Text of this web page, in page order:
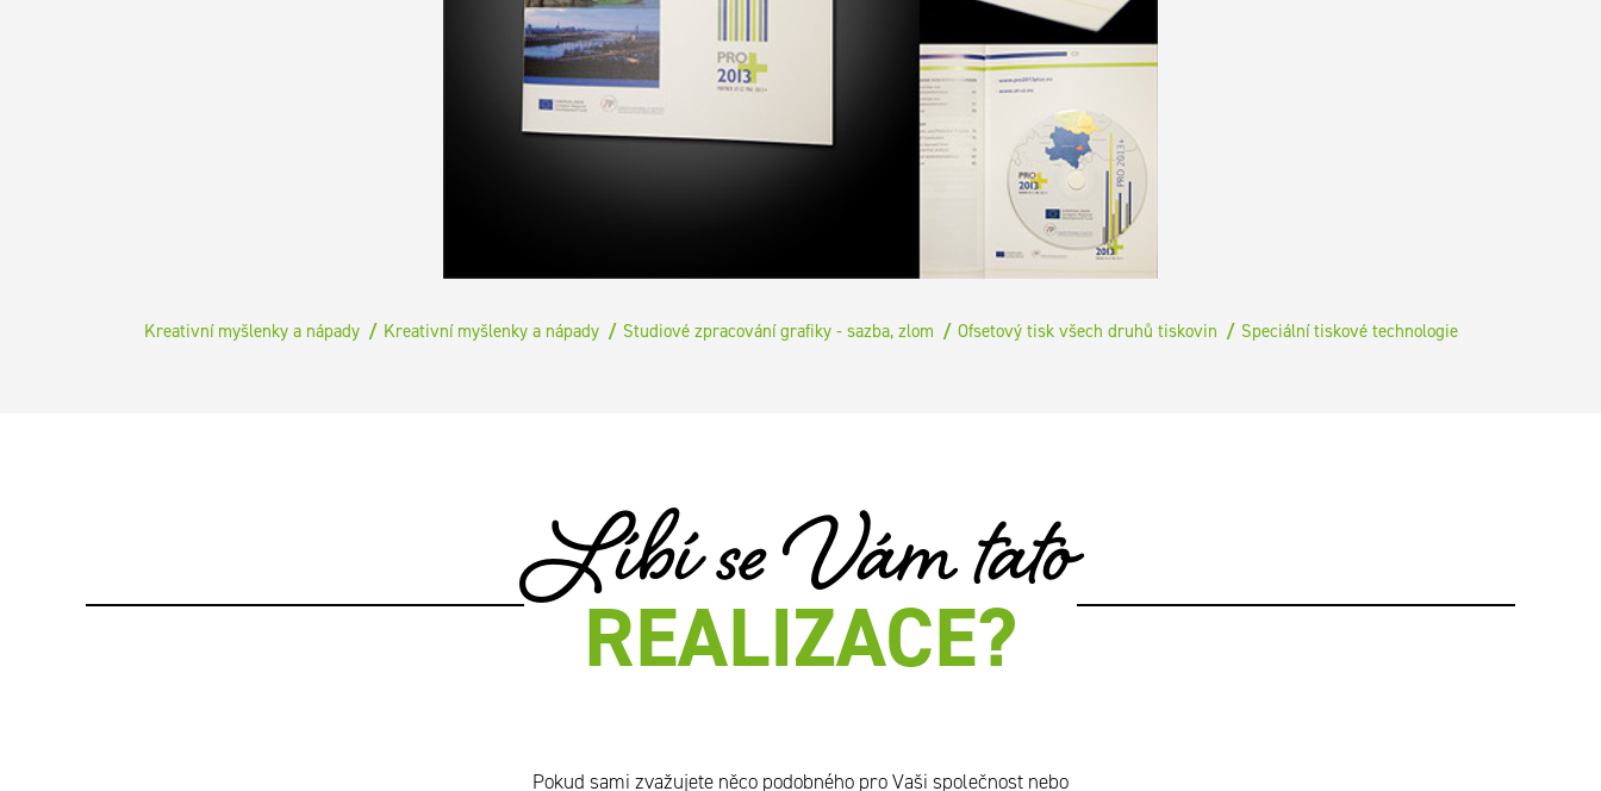
Kreativní myšlenky a nápady Kreativní myšlenky a nápady Studiové zpracování grafiky - sazba, zlom Ofsetový tisk všech druhů tiskovin Speciální tiskové technologie
Líbí se Vám tato
REALIZACE?
Pokud sami zvažujete něco podobného pro Vaši společnost nebo